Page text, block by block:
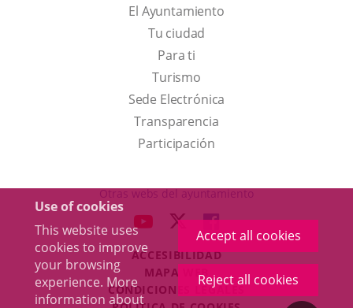
Use of cookies
This website uses
cookies to improve
your browsing
experience. More
information about
Accept all cookies
Reject all cookies
El Ayuntamiento
Tu ciudad
Para ti
TurismoThis
link
will
open
a
up
window.
Sede Electrónica
Transparencia
Participación
Otras webs del ayuntamiento
LINK
EXTERNAL
APPLICATION.
LINK
TO
EXTERNAL
APPLICATION.
LINK
TO
EXTERNAL
APPLICATION.
ACCESIBILIDAD
MAPA WEB
CONDICIONES LEGALES